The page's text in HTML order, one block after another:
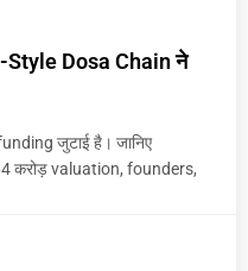
Dosa Chain ने
जुटाई है। जानिए
करोड़ valuation, founders,